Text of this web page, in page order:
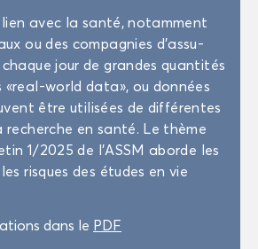
avec la santé, no­tam­ment
ou des com­pa­gnies d'as­su­
jour de grandes quan­ti­tés
«real-​world data», ou don­nées
être uti­li­sées de dif­fé­rentes
re­cherche en santé. Le thème
1/2025 de l'ASSM aborde les
risques des études en vie
dans le PDF